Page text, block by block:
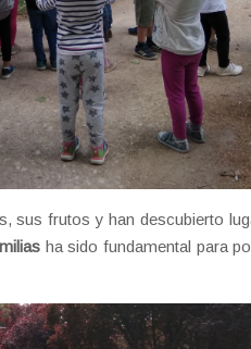
sus frutos y han descubierto
ha sido fundamental para